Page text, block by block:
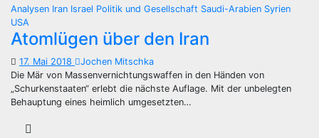
Analysen Iran Israel Politik und Gesellschaft Saudi-Arabien Syrien
USA
Atomlügen über den Iran
17. Mai 2018
Jochen Mitschka
Die Mär von Massenvernichtungswaffen in den Händen von
„Schurkenstaaten“ erlebt die nächste Auflage. Mit der unbelegten
Behauptung eines heimlich umgesetzten…